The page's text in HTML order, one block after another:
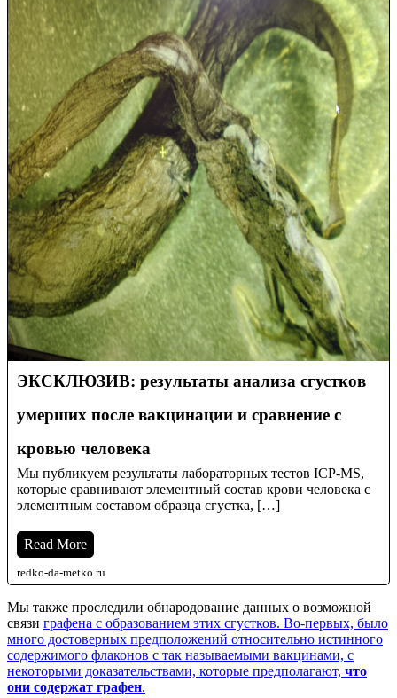
ЭКСКЛЮЗИВ: результаты анализа сгустков
умерших после вакцинации и сравнение с
кровью человека
Мы публикуем результаты лабораторных тестов ICP-MS,
которые сравнивают элементный состав крови человека с
элементным составом образца сгустка, […]
Read More
redko-da-metko.ru
Мы также проследили обнародование данных о возможной
связи графена с образованием этих сгустков. Во-первых, было
много достоверных предположений относительно истинного
содержимого флаконов с так называемыми вакцинами, с
некоторыми доказательствами, которые предполагают, что
они содержат графен.